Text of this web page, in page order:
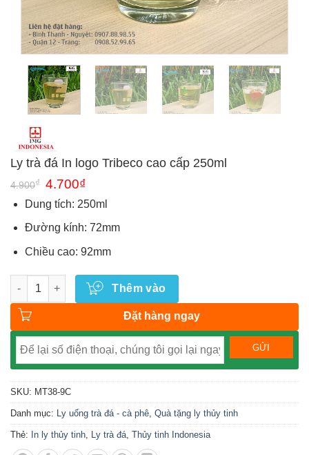
Ly trà đá In logo Tribeco cao cấp 250ml
4.900₫
Giá
gốc
là:
4.900₫.
4.700₫
tại
là:
Dung tích: 250ml
Đường kính: 72mm
Chiều cao: 92mm
Số lượng
Thêm vào
Đặt hàng ngay
SKU: MT38-9C
Danh mục: Ly uống trà đá - cà phê Quà tặng ly thủy tinh
Thẻ: In ly thủy tinh Ly trà đá Thủy tinh Indonesia